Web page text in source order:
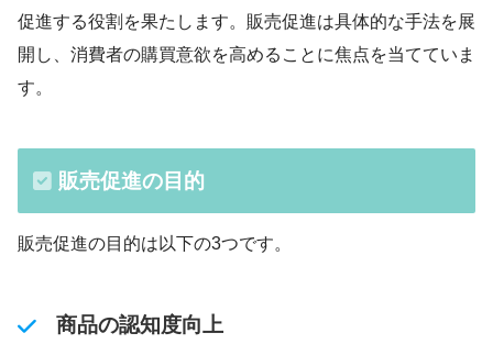
促進する役割を果たします。販売促進は具体的な手法を展
開し、消費者の購買意欲を高めることに焦点を当てていま
す。
販売促進の目的
販売促進の目的は以下の3つです。
商品の認知度向上